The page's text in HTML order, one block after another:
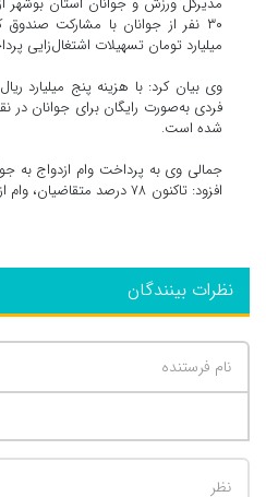
میلیارد تومان تسهیلات اشتغال‌زایی
وی بیان کرد: با هزینه پنج میلیارد
فردی به‌صورت رایگان برای جوانان در
شده است.
جمالی وی به پرداخت وام ازدواج به
افزود: تاکنون ۷۸ درصد متقاضیان، وام ازدواج دریافت کرده‌اند.
نظرات بینندگان